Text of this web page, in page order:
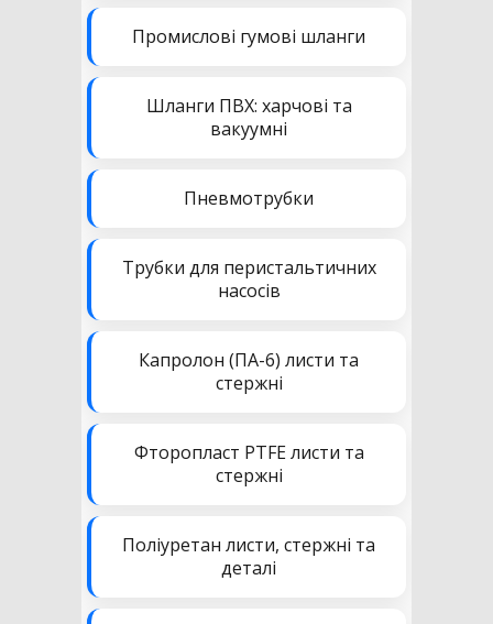
Промислові гумові шланги
Шланги ПВХ: харчові та
вакуумні
Пневмотрубки
Трубки для перистальтичних
насосів
Капролон (ПА-6) листи та
стержні
Фторопласт PTFE листи та
стержні
Поліуретан листи, стержні та
деталі